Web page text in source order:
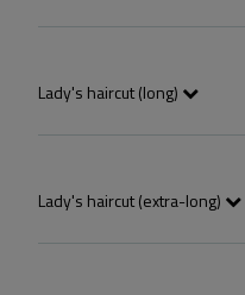
Lady's haircut (long)
Lady's haircut (extra-long)